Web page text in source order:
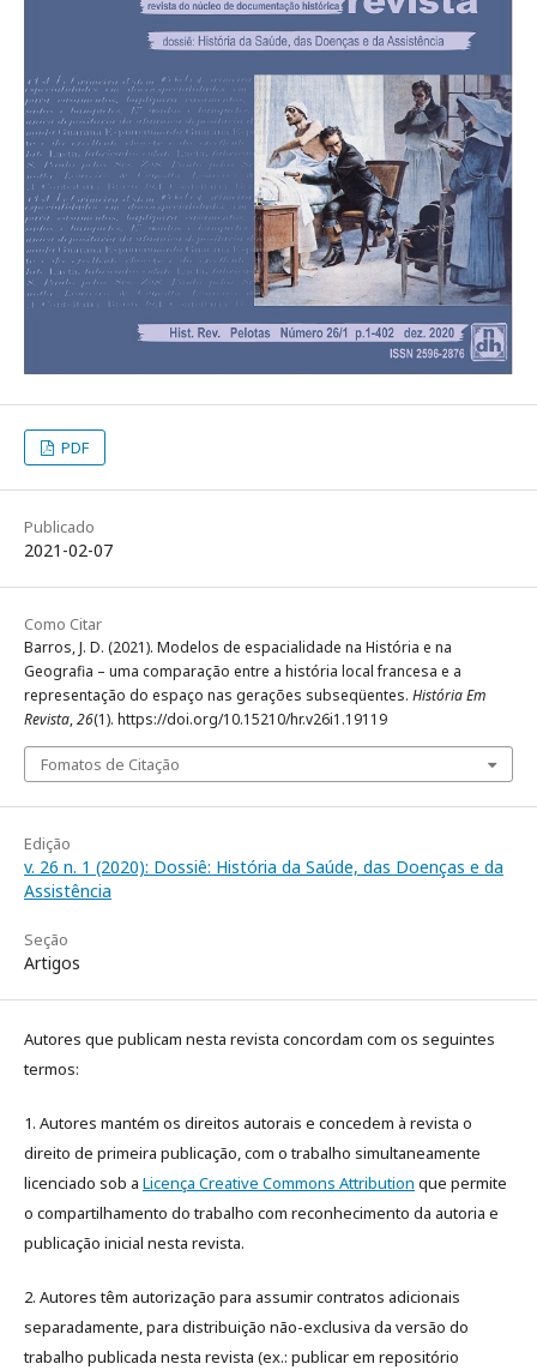
PDF
Publicado
2021-02-07
Como Citar
Barros, J. D. (2021). Modelos de espacialidade na História e na
Geografia – uma comparação entre a história local francesa e a
representação do espaço nas gerações subseqüentes. História Em
Revista,26(1). https://doi.org/10.15210/hr.v26i1.19119
Fomatos de Citação
Edição
v. 26 n. 1 (2020): Dossiê: História da Saúde, das Doenças e da
Assistência
Seção
Artigos
Autores que publicam nesta revista concordam com os seguintes
termos:
1. Autores mantém os direitos autorais e concedem à revista o
direito de primeira publicação, com o trabalho simultaneamente
licenciado sob a Licença Creative Commons Attribution que permite
o compartilhamento do trabalho com reconhecimento da autoria e
publicação inicial nesta revista.
2. Autores têm autorização para assumir contratos adicionais
separadamente, para distribuição não-exclusiva da versão do
trabalho publicada nesta revista (ex.: publicar em repositório